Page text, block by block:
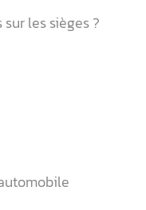
les sièges ?